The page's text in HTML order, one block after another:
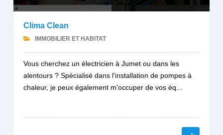
Clima Clean
IMMOBILIER ET HABITAT
Vous cherchez un électricien à Jumet ou dans les
alentours ? Spécialisé dans l'installation de pompes à
chaleur, je peux également m'occuper de vos éq...